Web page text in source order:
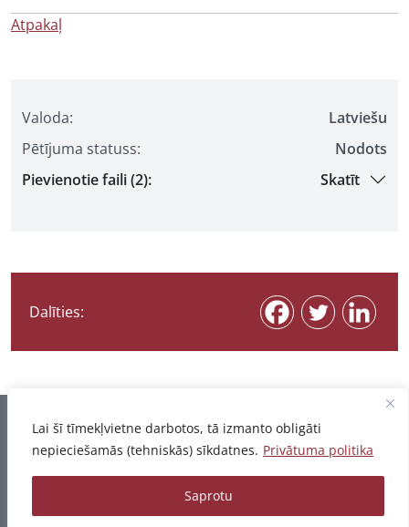
Lai šī tīmekļvietne darbotos, tā izmanto obligāti
nepieciešamās (tehniskās) sīkdatnes. Privātuma politika
Saprotu
Valoda:
Latviešu
Pētījuma statuss:
Nodots
Pievienotie faili (2):
Skatīt
Dalīties:
Atpakaļ
Informācija pēdējo reizi atjaunota 07.08.2026
© 2026 - Pētījumu un publikāciju datubāze